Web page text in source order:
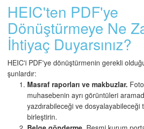
HEIC'ten PDF'ye
Dönüştürmeye Ne
İhtiyaç Duyarsınız?
HEIC'i PDF'ye dönüştürmenin gerekli
şunlardır:
Masraf raporları ve makbuzlar.
muhasebenin ayrı görüntüleri
yazdırabileceği ve dosyalayabileceği
birleştirin.